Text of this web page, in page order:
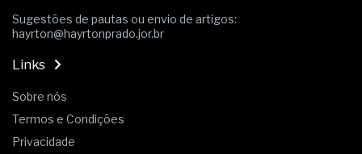
Sugestões de pautas ou envio de artigos:
hayrton@hayrtonprado.jor.br
Links
Sobre nós
Termos e Condições
Privacidade